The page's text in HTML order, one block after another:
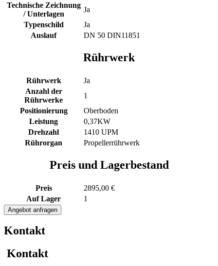
Technische Zeichnung
/ Unterlagen
Ja
Typenschild
Ja
Auslauf
DN 50 DIN11851
Rührwerk
Rührwerk
Ja
Anzahl der
Rührwerke
1
Positionierung
Oberboden
Leistung
0,37KW
Drehzahl
1410 UPM
Rührorgan
Propellerrührwerk
Preis und Lagerbestand
Preis
2895,00 €
Auf Lager
1
350L
Edelstahl
Rührwerksbehälter
mit
Menge
Angebot anfragen
Kontakt
Kontakt